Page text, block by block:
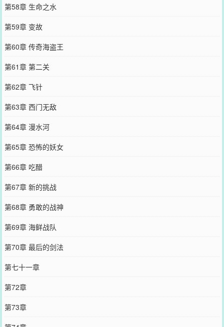
第58章 生命之水
第59章 变故
第60章 传奇海盗王
第61章 第二关
第62章 飞针
第63章 西门无敌
第64章 漫水河
第65章 恐怖的妖女
第66章 吃醋
第67章 新的挑战
第68章 勇敢的战神
第69章 海鲜战队
第70章 最后的剑法
第七十一章
第72章
第73章